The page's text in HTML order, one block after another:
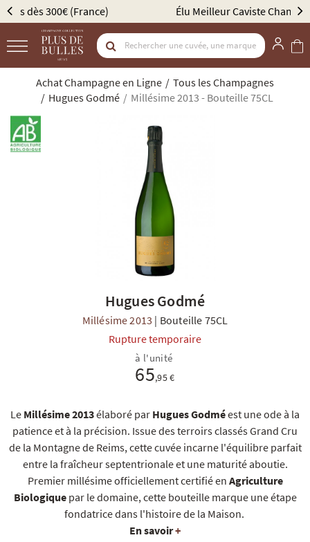
NOS COFFRETS DÉCOUVERTES NOS MEILLEURES VENTES NOS
Élu Meilleur Caviste Champagne par Gault & Millau
Achat Champagne en Ligne
Tous les Champagnes
Hugues Godmé
Millésime 2013 - Bouteille 75CL
Hugues Godmé
Millésime 2013 | Bouteille 75CL
Rupture temporaire
Le Millésime 2013élaboré par Hugues Godméest une ode à la
patience et à la précision. Issue des terroirs classés Grand Cru
de la Montagne de Reims, cette cuvée incarne l'équilibre parfait
entre la fraîcheur septentrionale et une maturité aboutie.
Premier millésime officiellement certifié en Agriculture
Biologiquepar le domaine, cette bouteille marque une étape
fondatrice dans l'histoire de la Maison.
En savoir+
à l'unité
65,95 €